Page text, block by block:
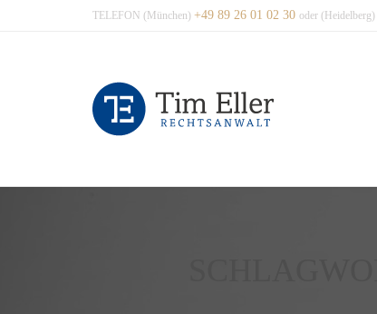
TELEFON (München) +49 89 26 01 02 30 oder (Heidelberg)